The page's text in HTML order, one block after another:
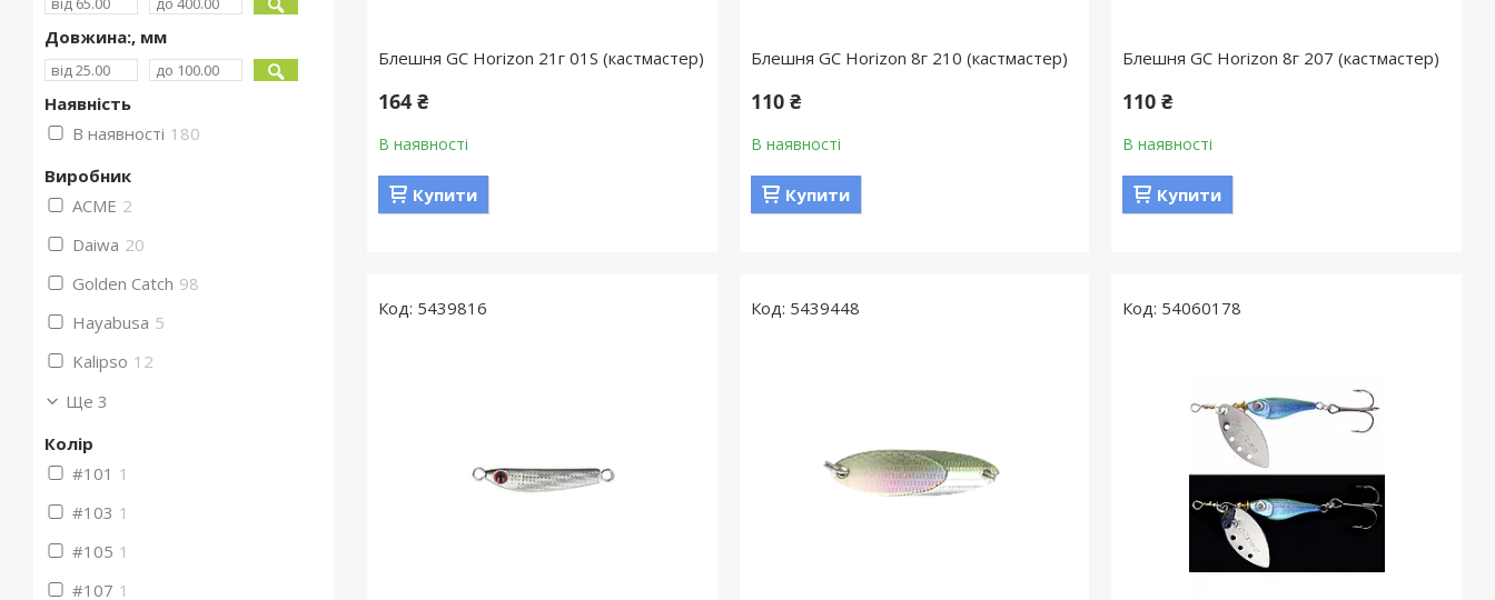
Блешня GC Horizon 21г 01S (кастмастер)
164 ₴
В наявності
Купити
Блешня GC Horizon 8г 210 (кастмастер)
110 ₴
В наявності
Купити
Блешня GC Horizon 8г 207 (кастмастер)
110 ₴
В наявності
Купити
5439816 5439448 54060178
Довжина:, мм
Наявність
В наявності 180
Виробник
ACME 2
Daiwa 20
Golden Catch 98
Hayabusa 5
Kalipso 12
Ще 3
Колір
#101 1
#103 1
#105 1
#107 1